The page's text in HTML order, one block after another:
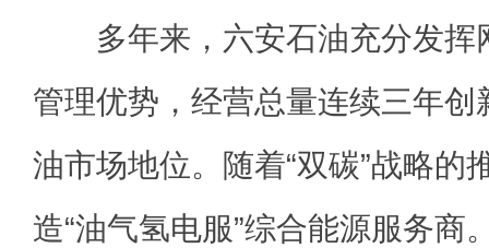
多年来，六安石油充分发挥
管理优势，经营总量连续三年
油市场地位。随着“双碳”战略的
造“油气氢电服”综合能源服务商